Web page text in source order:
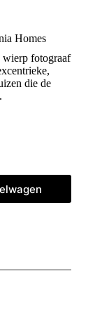
Homes
fotograaf
die de